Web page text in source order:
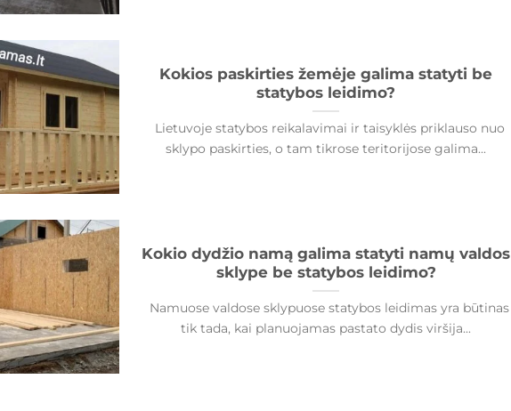
Kokios paskirties žemėje galima statyti be
statybos leidimo?
Lietuvoje statybos reikalavimai ir taisyklės priklauso nuo
sklypo paskirties, o tam tikrose teritorijose galima...
Kokio dydžio namą galima statyti namų valdos
sklype be statybos leidimo?
Namuose valdose sklypuose statybos leidimas yra būtinas
tik tada, kai planuojamas pastato dydis viršija...